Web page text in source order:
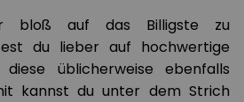
bloß auf das Billigste zu
du lieber auf hochwertige
üblicherweise ebenfalls
kannst du unter dem Strich